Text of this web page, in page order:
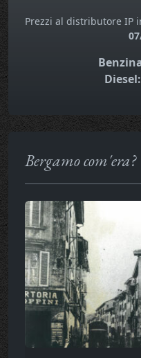
Prezzi al distributore IP
Diesel:
Bergamo com'era?